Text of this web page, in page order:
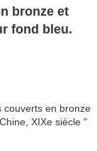
bronze et
fond bleu.